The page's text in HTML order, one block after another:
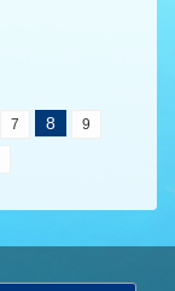
7 8 9